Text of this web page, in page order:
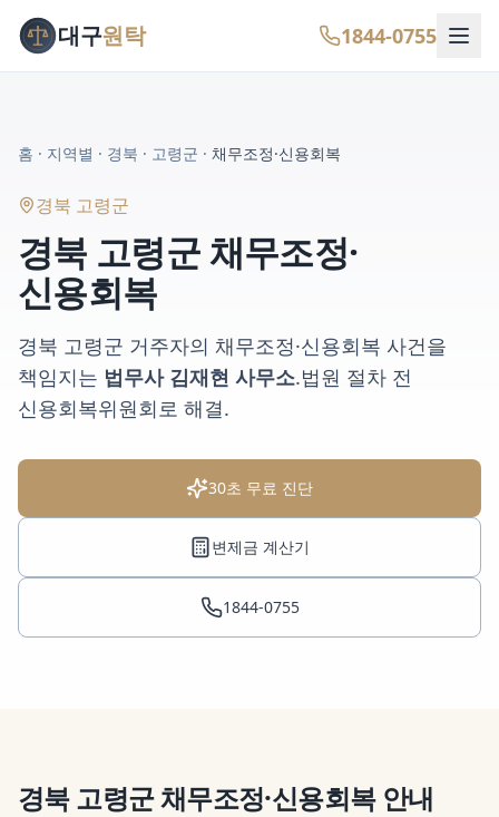
대구원탁 1844-0755
홈 · 지역별 · 경북 · 고령군 · 채무조정·신용회복
경북 고령군
경북 고령군채무조정·
신용회복
경북 고령군 거주자의 채무조정·신용회복 사건을
책임지는 법무사 김재현 사무소.법원 절차 전
신용회복위원회로 해결.
30초 무료 진단
변제금 계산기
1844-0755
경북 고령군채무조정·신용회복안내